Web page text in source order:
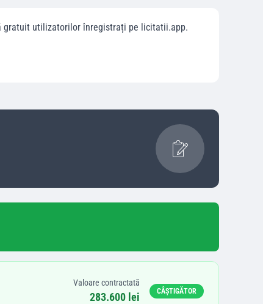
gratuit utilizatorilor înregistrați pe licitatii.app.
Valoare contractată
283.600 lei CÂȘTIGĂTOR